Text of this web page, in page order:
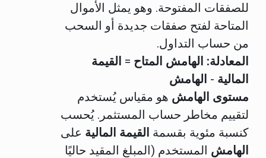
للصفقات المفتوحة. وهو يمثل الأموال
المتاحة لفتح صفقات جديدة أو السحب
من حساب التداول.
المعادلة: الهامش المتاح = القيمة
المالية - الهامش
مستوى الهامش هو مقياس يُستخدم
لتقييم مخاطر حساب المستثمر. يُحسب
كنسبة مئوية بقسمة القيمة المالية على
الهامش المستخدم (المبلغ المقيد حاليًا